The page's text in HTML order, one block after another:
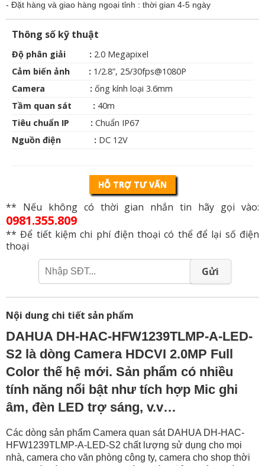
- Đặt hàng và giao hàng ngoại tỉnh : thời gian 4-5 ngày
Thông số kỹ thuật
Độ phân giải : 2.0 Megapixel
Cảm biến ảnh : 1/2.8”, 25/30fps@1080P
Camera : ống kính loại 3.6mm
Tầm quan sát : 40m
Tiêu chuẩn IP : Chuẩn IP67
Nguồn điện : DC 12V
HỖ TRỢ TƯ VẤN
** Nếu không có thời gian nhắn tin hãy gọi vào:
0981.355.809
** Để tiết kiệm chi phí điện thoại có thể để lại số điện
thoại
Gửi
Nội dung chi tiết sản phẩm
DAHUA DH-HAC-HFW1239TLMP-A-LED-
S2 là dòng Camera HDCVI 2.0MP Full
Color thế hệ mới. Sản phẩm có nhiều
tính năng nổi bật như tích hợp Mic ghi
âm, đèn LED trợ sáng, v.v…
Các dòng sản phẩm Camera quan sát DAHUA DH-HAC-
HFW1239TLMP-A-LED-S2 chất lượng sử dụng cho mọi
nhà, camera cho văn phòng công ty, camera cho shop thời